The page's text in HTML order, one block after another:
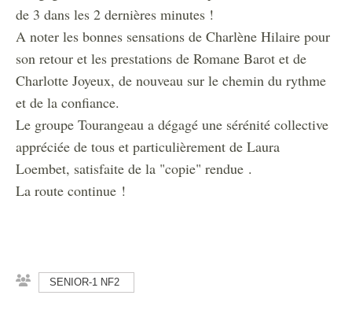
de 3 dans les 2 dernières minutes !
A noter les bonnes sensations de Charlène Hilaire pour
son retour et les prestations de Romane Barot et de
Charlotte Joyeux, de nouveau sur le chemin du rythme
et de la confiance.
Le groupe Tourangeau a dégagé une sérénité collective
appréciée de tous et particulièrement de Laura
Loembet, satisfaite de la "copie" rendue .
La route continue !
SENIOR-1 NF2